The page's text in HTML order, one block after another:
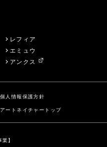
レフィア
エミュウ
アンクス
個人情報保護方針
アートネイチャートップ
業】